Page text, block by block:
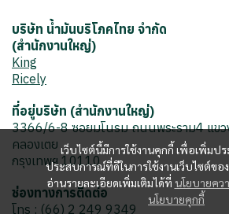
เว็บไซต์นี้มีการใช้งานคุกกี้ เพื่อเพิ่มป
ประสบการณ์ที่ดีในการใช้งานเว็บไซต์ขอ
อ่านรายละเอียดเพิ่มเติมได้ที่ นโยบายคว
นโยบายคุกกี้
บริษัท น้ำมันบริโภคไทย จำกัด
(สำนักงานใหญ่)
King
Ricely
ที่อยู่บริษัท (สำนักงานใหญ่)
3366/6-8 ซอยมโนรม ถนนพระราม4 แขว
คลองเตย
กรุงเทพฯ 10110
ช่องทางการติดต่อ
โทร : (66) 2 249 9349